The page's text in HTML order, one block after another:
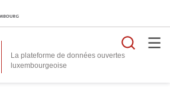
La plateforme de données ouvertes